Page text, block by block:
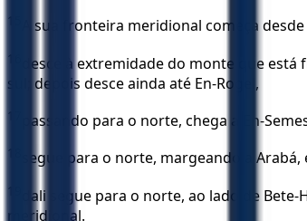
15 A sua fronteira meridional começa
16
desce à extremidade do monte que
sul; depois desce ainda até En-Rogel,
17 passando para o norte, chega a En-
18 segue para o norte, margeando a
19
dali segue para o norte, ao lado de
meridional.